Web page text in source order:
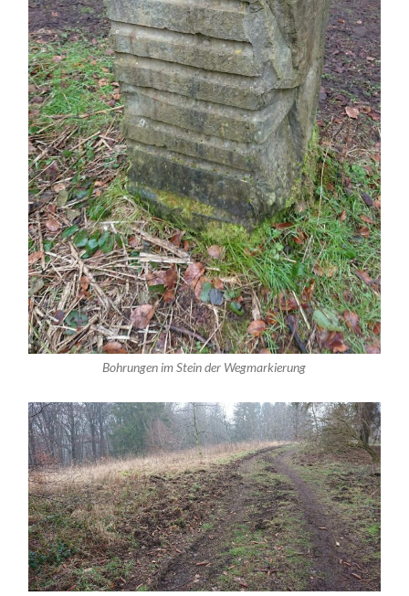
Bohrungen im Stein der Wegmarkierung